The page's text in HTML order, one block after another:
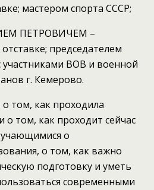
мастером спорта СССР;
ПЕТРОВИЧЕМ –
председателем
участниками ВОВ и военной
г. Кемерово.
о том, как проходила
о том, как проходит сейчас
о
о том, как важно
подготовку и уметь
современными